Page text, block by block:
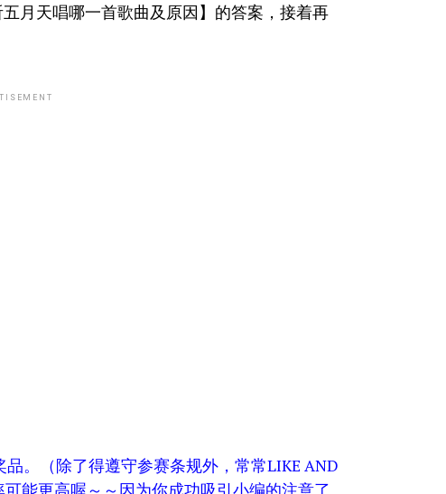
月天唱哪一首歌曲及原因】的答案，接着再
。（除了得遵守参赛条规外，常常LIKE AND
能更高喔～～因为你成功吸引小编的注意了